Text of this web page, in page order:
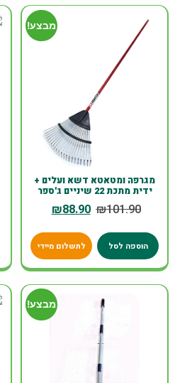
מבצע!
מגרפה ומטאטא דשא ועלים +
ידית מתכת 22 שיניים ג'ספר
₪101.90
₪88.90
הוספה לסל לתשלום מיידי
מבצע!